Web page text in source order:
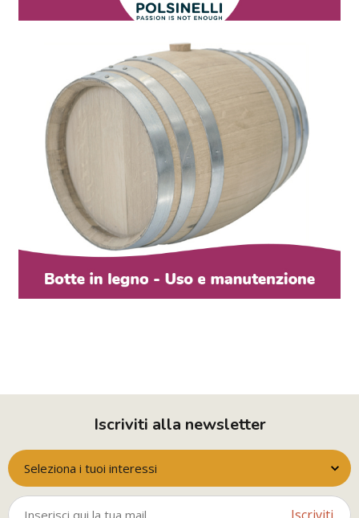
Iscriviti alla newsletter
Seleziona i tuoi interessi